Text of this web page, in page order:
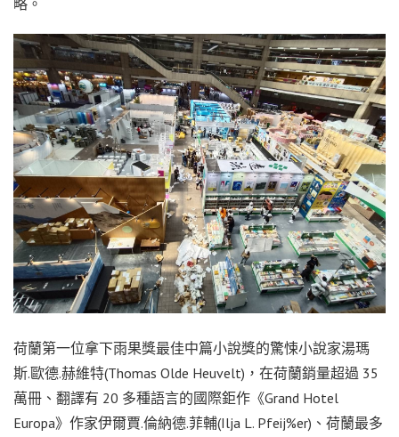
略。
荷蘭第一位拿下雨果獎最佳中篇小說獎的驚悚小說家湯瑪
斯.歐德.赫維特(Thomas Olde Heuvelt)，在荷蘭銷量超過 35
萬冊、翻譯有 20 多種語言的國際鉅作《Grand Hotel
Europa》作家伊爾賈.倫納德.菲輔(Ilja L. Pfeij%er)、荷蘭最多